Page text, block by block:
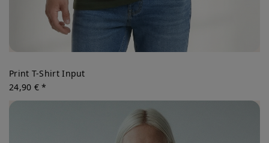
Print T-Shirt Input
24,90 € *